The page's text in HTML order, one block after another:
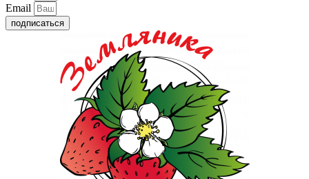
Email
подписаться